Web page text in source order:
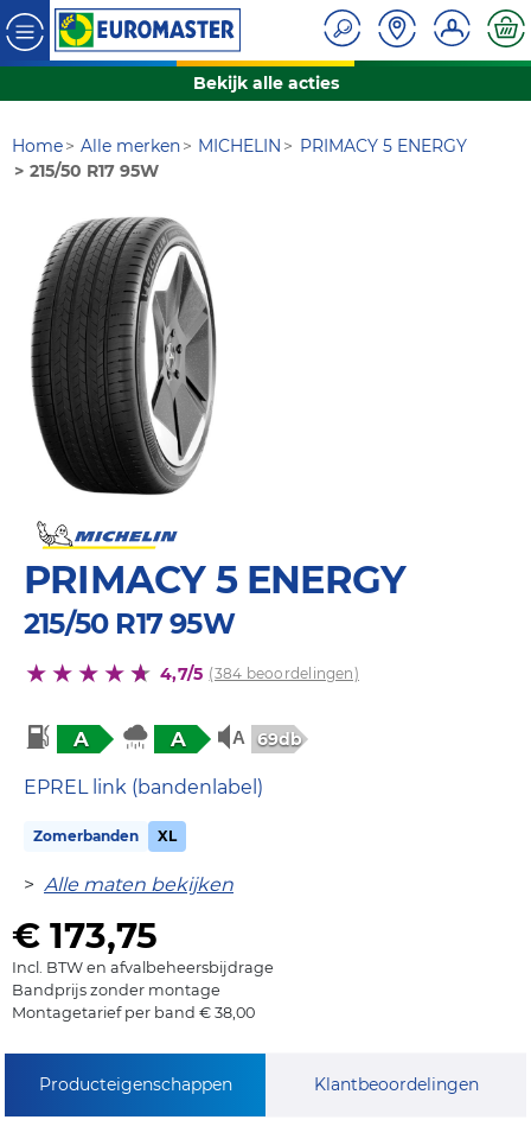
Bekijk alle acties
Home Alle merken MICHELIN
PRIMACY 5 ENERGY
215/50 R17 95W
PRIMACY 5 ENERGY
215/50 R17 95W
4,7/5 (384 beoordelingen)
A A 69db
EPREL link (bandenlabel)
Zomerbanden XL
> Alle maten bekijken
€ 173,75
Incl. BTW en afvalbeheersbijdrage
Bandprijs zonder montage
Montagetarief per band € 38,00
Producteigenschappen Klantbeoordelingen